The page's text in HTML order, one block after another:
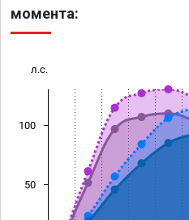
момента:
л.с.
50
100